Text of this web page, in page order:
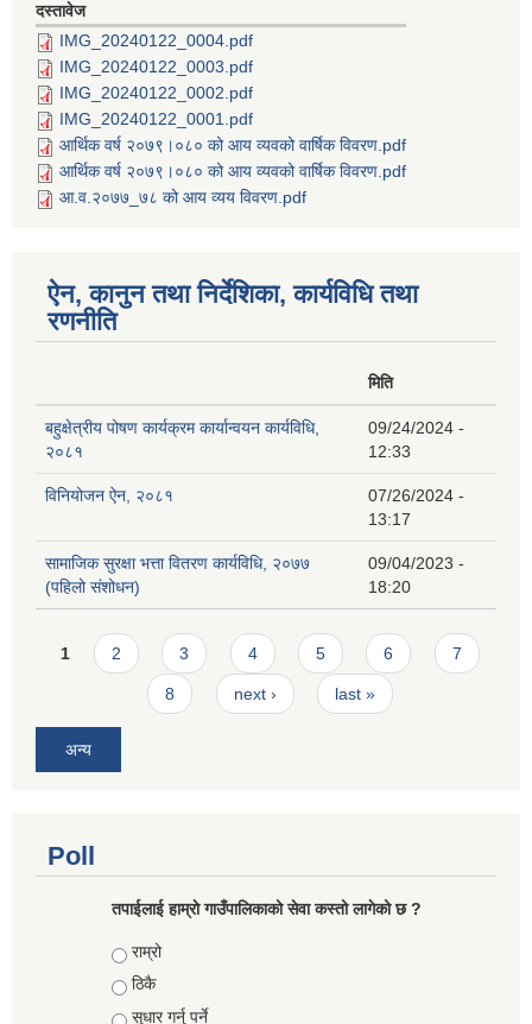
दस्तावेज
IMG_20240122_0004.pdf
IMG_20240122_0003.pdf
IMG_20240122_0002.pdf
IMG_20240122_0001.pdf
आर्थिक वर्ष २०७९।०८० को आय व्यवको वार्षिक विवरण.pdf
आर्थिक वर्ष २०७९।०८० को आय व्यवको वार्षिक विवरण.pdf
आ.व.२०७७_७८ को आय व्यय विवरण.pdf
ऐन, कानुन तथा निर्देशिका, कार्यविधि तथा
रणनीति
मिति
बहुक्षेत्रीय पोषण कार्यक्रम कार्यान्वयन कार्यविधि,
२०८१
09/24/2024 -
12:33
विनियोजन ऐन, २०८१
07/26/2024 -
13:17
सामाजिक सुरक्षा भत्ता वितरण कार्यविधि, २०७७
(पहिलो संशोधन)
09/04/2023 -
18:20
Pages
1 2 3 4 5 6 7
8 next › last »
अन्य
Poll
तपाईलाई हाम्राे गाउँपालिकाको सेवा कस्तो लागेको छ ?
Choices
राम्रो
ठिकै
सुधार गर्नु पर्ने